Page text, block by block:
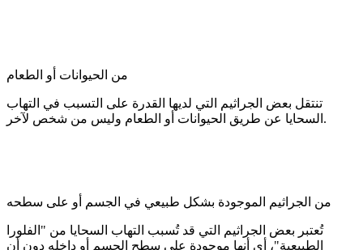
من الحيوانات أو الطعام
تنتقل بعض الجراثيم التي لديها القدرة على التسبب في التهاب
السحايا عن طريق الحيوانات أو الطعام وليس من شخص لآخر.
من الجراثيم الموجودة بشكل طبيعي في الجسم أو على سطحه
تُعتبر بعض الجراثيم التي قد تُسبب التهاب السحايا من "الفلورا
الطبيعية"، أي أنها موجودة على سطح الجسم أو داخله دون أن